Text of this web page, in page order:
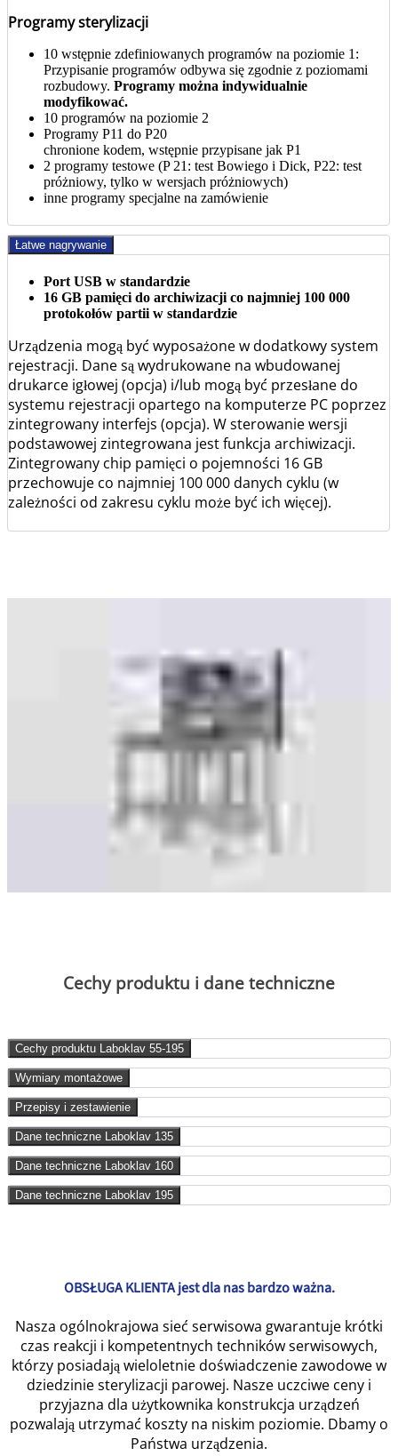
Programy sterylizacji
10 wstępnie zdefiniowanych programów na poziomie 1:
Przypisanie programów odbywa się zgodnie z poziomami
rozbudowy. Programy można indywidualnie
modyfikować.
10 programów na poziomie 2
Programy P11 do P20
chronione kodem, wstępnie przypisane jak P1
2 programy testowe (P 21: test Bowiego i Dick, P22: test
próżniowy, tylko w wersjach próżniowych)
inne programy specjalne na zamówienie
Łatwe nagrywanie
Port USB w standardzie
16 GB pamięci do archiwizacji co najmniej 100 000
protokołów partii w standardzie
Urządzenia mogą być wyposażone w dodatkowy system
rejestracji. Dane są wydrukowane na wbudowanej
drukarce igłowej (opcja) i/lub mogą być przesłane do
systemu rejestracji opartego na komputerze PC poprzez
zintegrowany interfejs (opcja). W sterowanie wersji
podstawowej zintegrowana jest funkcja archiwizacji.
Zintegrowany chip pamięci o pojemności 16 GB
przechowuje co najmniej 100 000 danych cyklu (w
zależności od zakresu cyklu może być ich więcej).
Cechy produktu i dane techniczne
Cechy produktu Laboklav 55-195
Wymiary montażowe
Przepisy i zestawienie
Dane techniczne Laboklav 135
Dane techniczne Laboklav 160
Dane techniczne Laboklav 195
OBSŁUGA KLIENTA jest dla nas bardzo ważna.
Nasza ogólnokrajowa sieć serwisowa gwarantuje krótki
czas reakcji i kompetentnych techników serwisowych,
którzy posiadają wieloletnie doświadczenie zawodowe w
dziedzinie sterylizacji parowej. Nasze uczciwe ceny i
przyjazna dla użytkownika konstrukcja urządzeń
pozwalają utrzymać koszty na niskim poziomie. Dbamy o
Państwa urządzenia.